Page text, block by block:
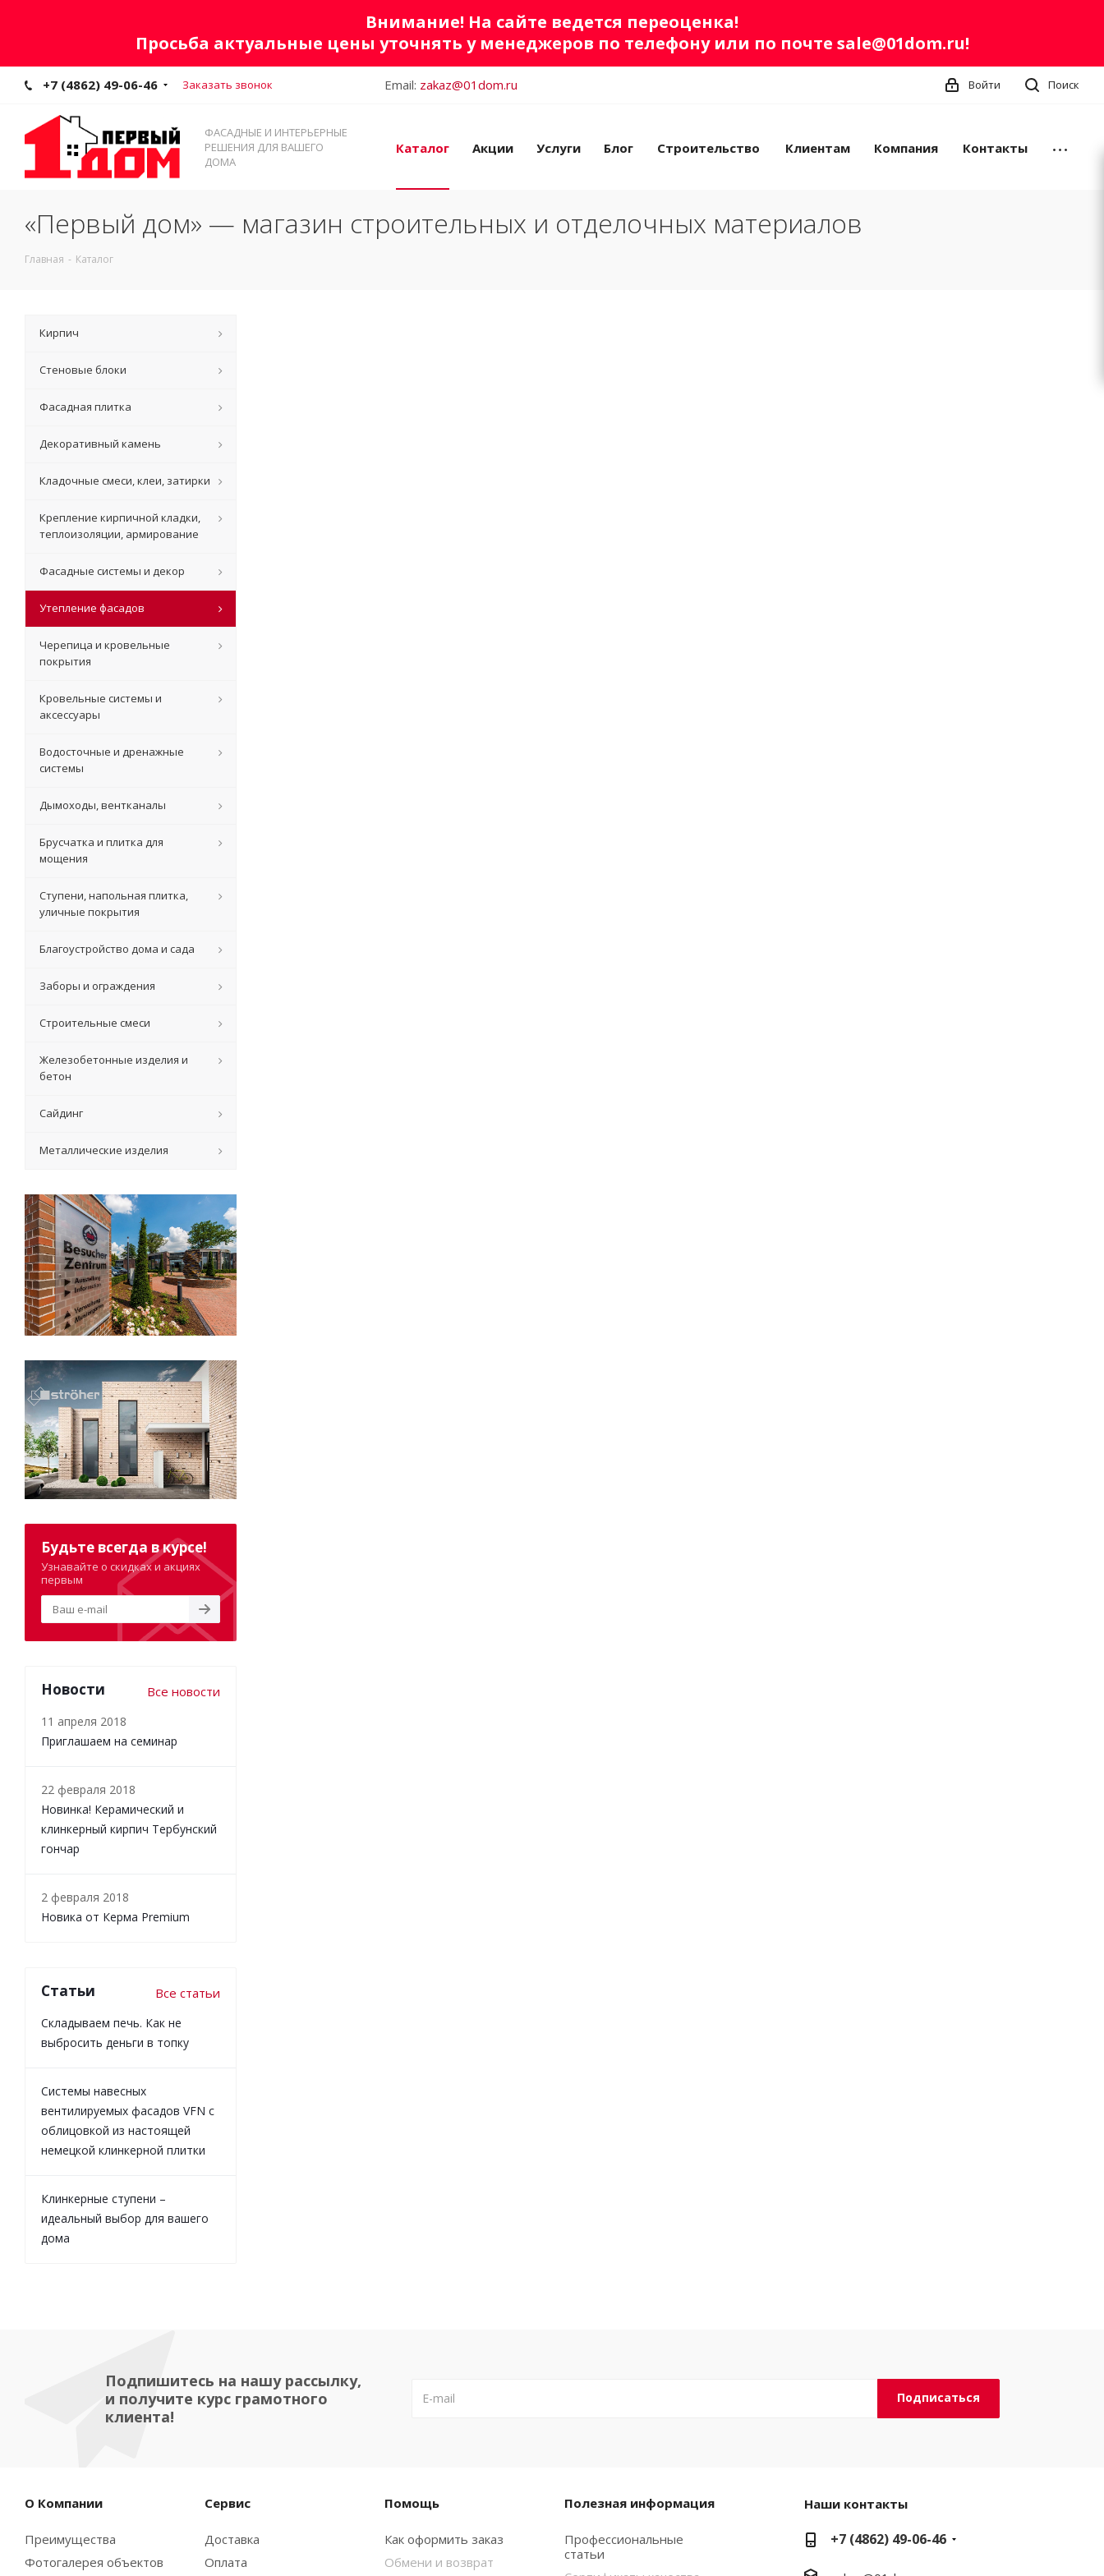
Внимание! На сайте ведется переоценка!
Просьба актуальные цены уточнять у менеджеров по телефону или по почте sale@01dom.ru!
+7 (4862) 49-06-46 Заказать звонок Email: zakaz@01dom.ru Поиск
Войти
ФАСАДНЫЕ И ИНТЕРЬЕРНЫЕ
РЕШЕНИЯ ДЛЯ ВАШЕГО
ДОМА
Каталог Акции Услуги Блог Строительство Клиентам Компания Контакты
«Первый дом» — магазин строительных и отделочных материалов
Главная - Каталог
Кирпич
Стеновые блоки
Фасадная плитка
Декоративный камень
Кладочные смеси, клеи, затирки
Крепление кирпичной кладки,
теплоизоляции, армирование
Фасадные системы и декор
Утепление фасадов
Черепица и кровельные
покрытия
Кровельные системы и
аксессуары
Водосточные и дренажные
системы
Дымоходы, вентканалы
Брусчатка и плитка для
мощения
Ступени, напольная плитка,
уличные покрытия
Благоустройство дома и сада
Заборы и ограждения
Строительные смеси
Железобетонные изделия и
бетон
Сайдинг
Металлические изделия
Будьте всегда в курсе!
Узнавайте о скидках и акциях
первым
Новости Все новости
11 апреля 2018
Приглашаем на семинар
22 февраля 2018
Новинка! Керамический и
клинкерный кирпич Тербунский
гончар
2 февраля 2018
Новика от Керма Premium
Статьи Все статьи
Складываем печь. Как не
выбросить деньги в топку
Системы навесных
вентилируемых фасадов VFN с
облицовкой из настоящей
немецкой клинкерной плитки
Клинкерные ступени –
идеальный выбор для вашего
дома
Подпишитесь на нашу рассылку,
и получите курс грамотного
клиента!
О Компании
Преимущества
Фотогалерея объектов
Сервис
Доставка
Оплата
Помощь
Как оформить заказ
Обмени и возврат
Полезная информация
Профессиональные
статьи
Наши контакты
+7 (4862) 49-06-46